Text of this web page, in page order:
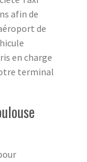
afin de
de
en charge
terminal